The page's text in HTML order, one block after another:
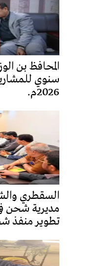
المحافظ بن
سنوي
2026م.
السقطري
مديرية شحن
تطوير منفذ